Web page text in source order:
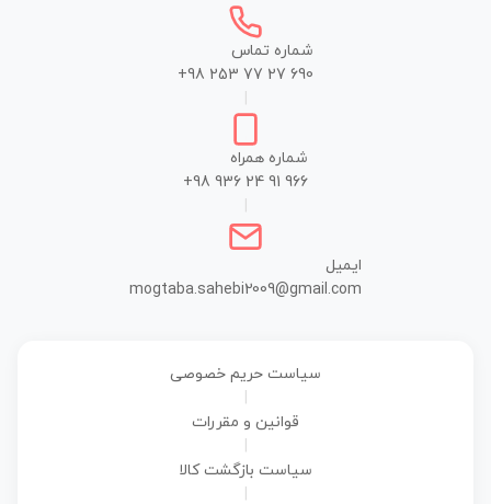
شماره تماس
+98 253 77 27 690
شماره همراه
+98 936 24 91 966
ایمیل
mogtaba.sahebi2009@gmail.com
سیاست حریم خصوصی
قوانین و مقررات
سیاست بازگشت کالا